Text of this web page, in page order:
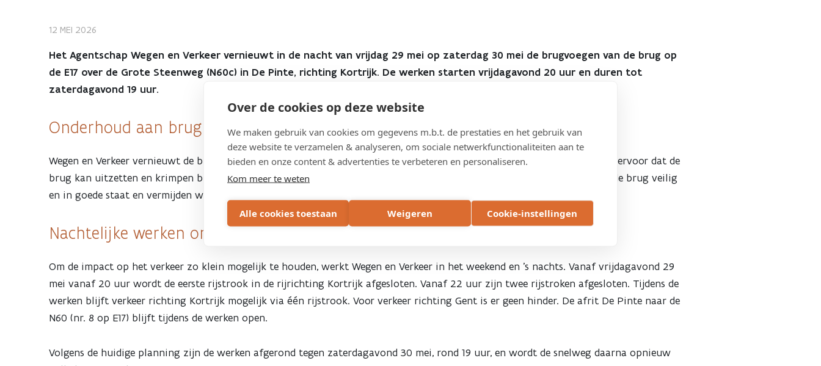
Over de cookies op deze website
We maken gebruik van cookies om gegevens m.b.t. de prestaties en het gebruik van
deze website te verzamelen & analyseren, om sociale netwerkfunctionaliteiten aan te
bieden en onze content & advertenties te verbeteren en personaliseren.
Kom meer te weten
Alle cookies toestaan Weigeren Cookie-instellingen
Vernieuwing
brugvoeg
aan
brug
over
Grote
Steenweg:
weekend-
en
12 MEI 2026
Het Agentschap Wegen en Verkeer vernieuwt in de nacht van vrijdag 29 mei op zaterdag 30 mei de brugvoegen van de brug op
de E17 over de Grote Steenweg (N60c) in De Pinte, richting Kortrijk. De werken starten vrijdagavond 20 uur en duren tot
zaterdagavond 19 uur.
Onderhoud aan brug voor veilige infrastructuur
Wegen en Verkeer vernieuwt de brugvoegen van de brug op de E17 over de Grote Steenweg (N60c). De brugvoegen zorgen ervoor dat de
brug kan uitzetten en krimpen bij temperatuurverschillen en belasting door verkeer. Door deze tijdig te herstellen, blijft de brug veilig
en in goede staat en vermijden we grotere herstellingen op langere termijn.
Nachtelijke werken om hinder te beperken
Om de impact op het verkeer zo klein mogelijk te houden, werkt Wegen en Verkeer in het weekend en ’s nachts. Vanaf vrijdagavond 29
mei vanaf 20 uur wordt de eerste rijstrook in de rijrichting Kortrijk afgesloten. Vanaf 22 uur zijn twee rijstroken afgesloten. Tijdens de
werken blijft verkeer richting Kortrijk mogelijk via één rijstrook. Voor verkeer richting Gent is er geen hinder. De afrit De Pinte naar de
N60 (nr. 8 op E17) blijft tijdens de werken open.
Volgens de huidige planning zijn de werken afgerond tegen zaterdagavond 30 mei, rond 19 uur, en wordt de snelweg daarna opnieuw